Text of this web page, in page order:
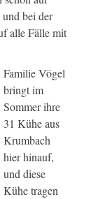
bei der
alle Fälle mit
Familie Vögel
bringt im
Sommer ihre
31 Kühe aus
Krumbach
hier hinauf,
und diese
Kühe tragen